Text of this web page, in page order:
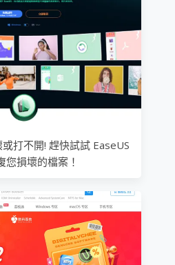
打不開! 趕快試試 EaseUS
您損壞的檔案！